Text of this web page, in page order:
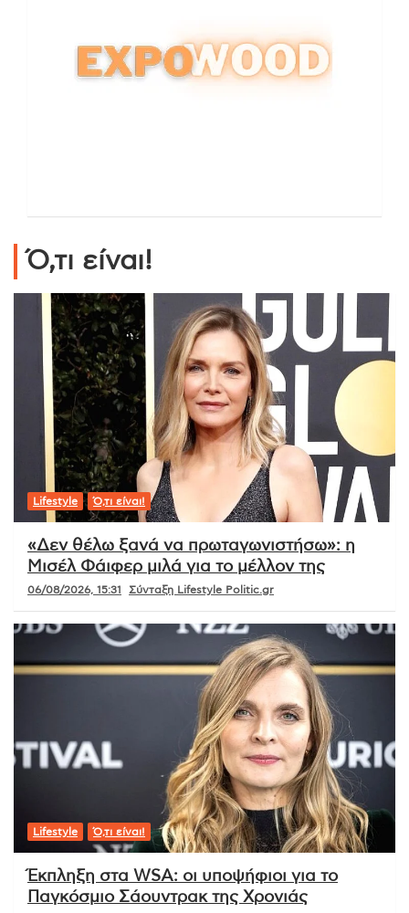
Ό,τι είναι!
Lifestyle Ό,τι είναι!
«Δεν θέλω ξανά να πρωταγωνιστήσω»: η
Μισέλ Φάιφερ μιλά για το μέλλον της
06/08/2026, 15:31 Σύνταξη Lifestyle Politic.gr
Lifestyle Ό,τι είναι!
Έκπληξη στα WSA: οι υποψήφιοι για το
Παγκόσμιο Σάουντρακ της Χρονιάς